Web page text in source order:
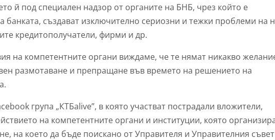
й под специален надзор от органите на БНБ, чрез който е
банката, създават изключително сериозни и тежки проблеми на
кредитополучатели, фирми и др.
на компетентните органи виждаме, че те нямат никакво
размотаване и препращане във времето на решението на
група „КТБalive”, в която участват пострадали вложители,
на компетентните органи и институции, която
на което да бъде поискано от Управителя и Управителния